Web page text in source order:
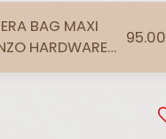
BAG MAXI
HARDWARE
95.00